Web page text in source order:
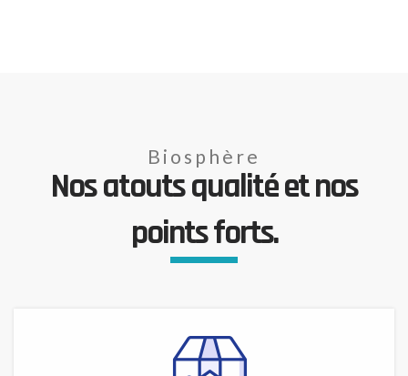
Biosphère
Nos atouts qualité et nos
points forts.